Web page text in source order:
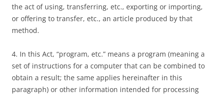
the act of using, transferring, etc., exporting or importing,
or offering to transfer, etc., an article produced by that
method.
4. In this Act, “program, etc.” means a program (meaning a
set of instructions for a computer that can be combined to
obtain a result; the same applies hereinafter in this
paragraph) or other information intended for processing